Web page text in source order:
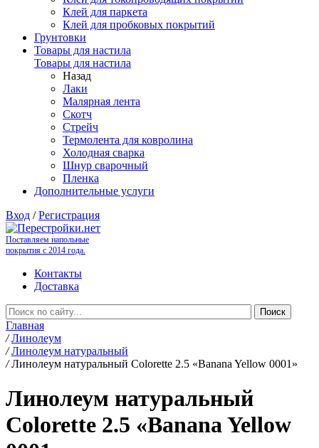
Клей для паркета
Клей для пробковых покрытий
Грунтовки
Товары для настила
Товары для настила
Назад
Лаки
Малярная лента
Скотч
Стрейч
Термолента для ковролина
Холодная сварка
Шнур сварочный
Пленка
Дополнительные услуги
Вход /Регистрация
Поставляем напольные
покрытия с 2014 года.
Контакты
Доставка
Главная
/ Линолеум
/ Линолеум натуральный
/ Линолеум натуральный Colorette 2.5 «Banana Yellow 0001»
Линолеум натуральный
Colorette 2.5 «Banana Yellow